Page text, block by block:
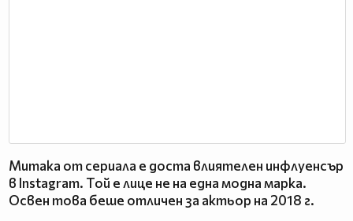
Митака от сериала е доста влиятелен инфлуенсър
в Instagram. Той е лице не на една модна марка.
Освен това беше отличен за актьор на 2018 г.